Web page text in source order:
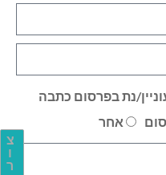
צ
ו
ר
נת בפרסום כתבה
אחר